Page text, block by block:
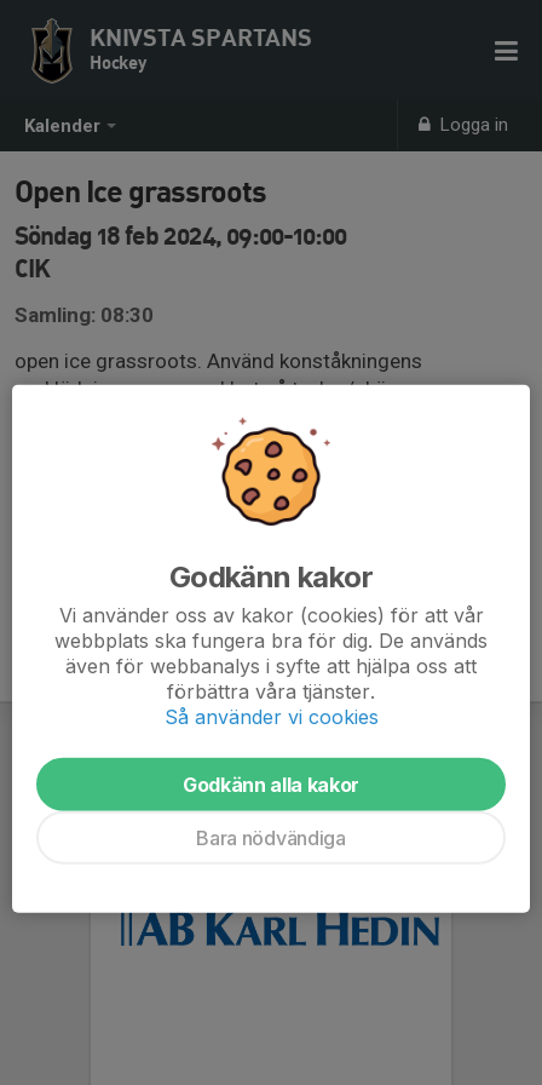
Kalender Logga in
KNIVSTA SPARTANS
Hockey
Open Ice grassroots
Söndag 18 feb 2024, 09:00-10:00
CIK
Samling: 08:30
open ice grassroots. Använd konståkningens
omklädningsrum om oklart på tavlan/skärmen
Godkänn kakor
Vi använder oss av kakor (cookies) för att vår
webbplats ska fungera bra för dig. De används
även för webbanalys i syfte att hjälpa oss att
förbättra våra tjänster.
Så använder vi cookies
Godkänn alla kakor
Bara nödvändiga